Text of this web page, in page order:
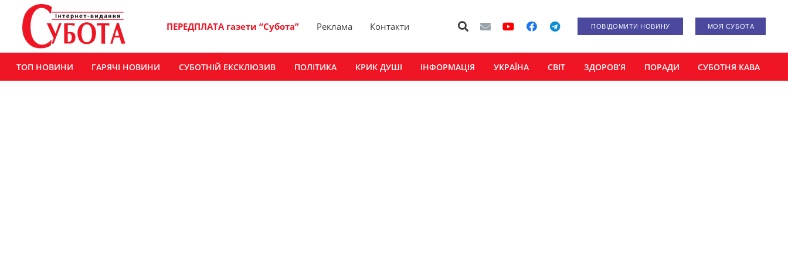
ПЕРЕДПЛАТА газети “Субота” Реклама Контакти ПОВІДОМИТИ НОВИНУ МОЯ СУБОТА
ТОП НОВИНИ ГАРЯЧІ НОВИНИ СУБОТНІЙ ЕКСКЛЮЗИВ ПОЛІТИКА КРИК ДУШІ ІНФОРМАЦІЯ УКРАЇНА СВІТ ЗДОРОВ’Я ПОРАДИ СУБОТНЯ КАВА